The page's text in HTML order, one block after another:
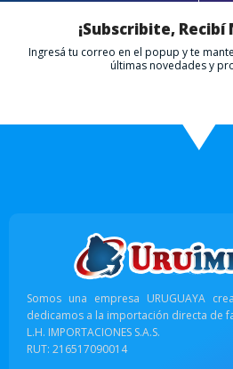
¡Subscribite, Recibí
Ingresá tu correo en el popup y te
últimas novedades y
Somos una empresa URUGUAYA
dedicamos a la importación directa de
L.H. IMPORTACIONES S.A.S.
RUT: 216517090014